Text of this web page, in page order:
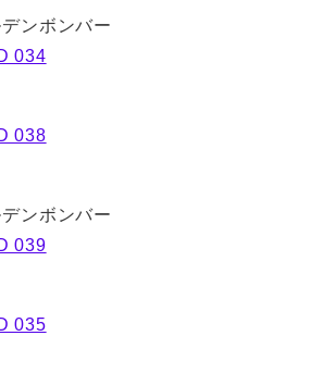
ンボンバー
034
038
ンボンバー
039
035